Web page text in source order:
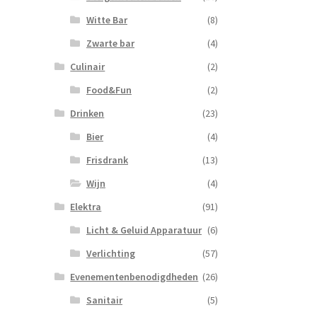
Witte Bar
(8)
Zwarte bar
(4)
Culinair
(2)
Food&Fun
(2)
Drinken
(23)
Bier
(4)
Frisdrank
(13)
Wijn
(4)
Elektra
(91)
Licht & Geluid Apparatuur (6)
Verlichting
(57)
Evenementenbenodigdheden (26)
Sanitair
(5)